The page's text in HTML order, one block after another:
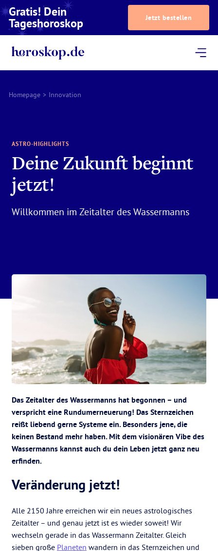
Gratis! Dein
Tageshoroskop Jetzt bestellen
Homepage > Innovation
ASTRO-HIGHLIGHTS
Deine Zukunft beginnt
jetzt!
Willkommen im Zeitalter des Wassermanns
Das Zeitalter des Wassermanns hat begonnen – und
verspricht eine Rundumerneuerung! Das Sternzeichen
reißt liebend gerne Systeme ein. Besonders jene, die
keinen Bestand mehr haben. Mit dem visionären Vibe des
Wassermanns kannst auch du dein Leben jetzt ganz neu
erfinden.
Veränderung jetzt!
Alle 2150 Jahre erreichen wir ein neues astrologisches
Zeitalter – und genau jetzt ist es wieder soweit! Wir
wechseln gerade in das Wassermann Zeitalter. Gleich
sieben große Planeten wandern in das Sternzeichen und